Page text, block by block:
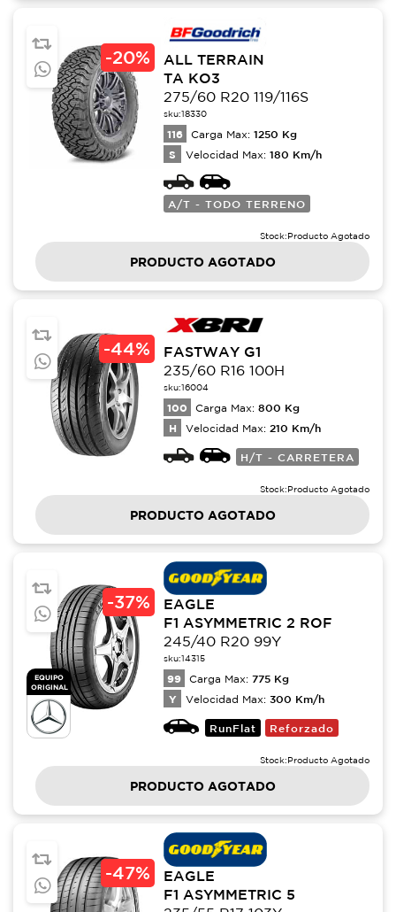
-20%
ALL TERRAIN
TA KO3
275/60 R20 119/116S
sku:18330
116 Carga Max: 1250 Kg
S Velocidad Max: 180 Km/h
A/T - TODO TERRENO
Stock:Producto Agotado
PRODUCTO AGOTADO
-44%
FASTWAY G1
235/60 R16 100H
sku:16004
100 Carga Max: 800 Kg
H Velocidad Max: 210 Km/h
H/T - CARRETERA
Stock:Producto Agotado
PRODUCTO AGOTADO
EQUIPO
ORIGINAL
-37%
EAGLE
F1 ASYMMETRIC 2 ROF
245/40 R20 99Y
sku:14315
99 Carga Max: 775 Kg
Y Velocidad Max: 300 Km/h
RunFlat Reforzado
Stock:Producto Agotado
PRODUCTO AGOTADO
-47%
EAGLE
F1 ASYMMETRIC 5